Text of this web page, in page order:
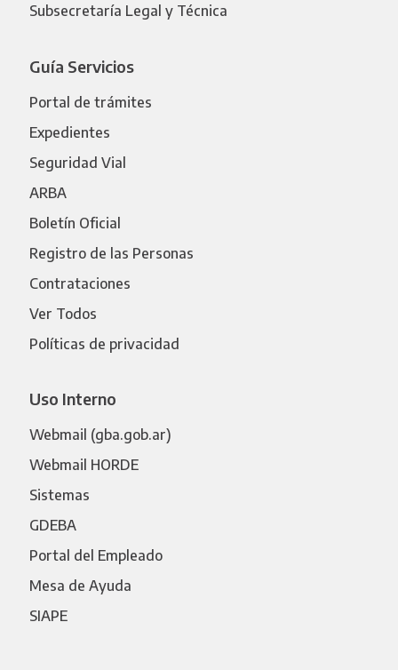
Subsecretaría Legal y Técnica
Guía Servicios
Portal de trámites
Expedientes
Seguridad Vial
ARBA
Boletín Oficial
Registro de las Personas
Contrataciones
Ver Todos
Políticas de privacidad
Uso Interno
Webmail (gba.gob.ar)
Webmail HORDE
Sistemas
GDEBA
Portal del Empleado
Mesa de Ayuda
SIAPE